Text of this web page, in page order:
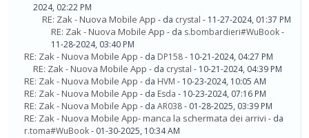
2024, 02:22 PM
RE: Zak - Nuova Mobile App - da crystal - 11-27-2024, 01:37 PM
RE: Zak - Nuova Mobile App - da s.bombardieri#WuBook-
11-28-2024, 03:40 PM
RE: Zak - Nuova Mobile App - da DP158- 10-21-2024, 04:27 PM
RE: Zak - Nuova Mobile App - da crystal - 10-21-2024, 04:39 PM
RE: Zak - Nuova Mobile App - da HVM - 10-23-2024, 10:05 AM
RE: Zak - Nuova Mobile App - da Esda - 10-23-2024, 07:16 PM
RE: Zak - Nuova Mobile App - da AR038- 01-28-2025, 03:39 PM
RE: Zak - Nuova Mobile App- manca la schermata dei arrivi - da
r.toma#WuBook- 01-30-2025, 10:34 AM